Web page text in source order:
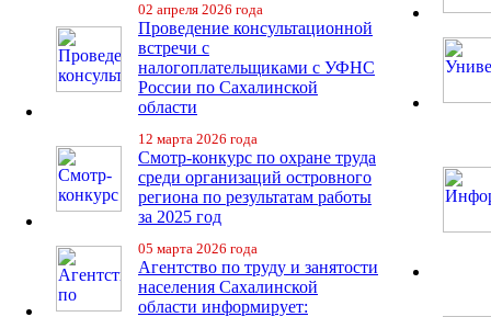
02 апреля 2026 года
Проведение консультационной
встречи с
налогоплательщиками с УФНС
России по Сахалинской
области
12 марта 2026 года
Смотр-конкурс по охране труда
среди организаций островного
региона по результатам работы
за 2025 год
05 марта 2026 года
Агентство по труду и занятости
населения Сахалинской
области информирует: